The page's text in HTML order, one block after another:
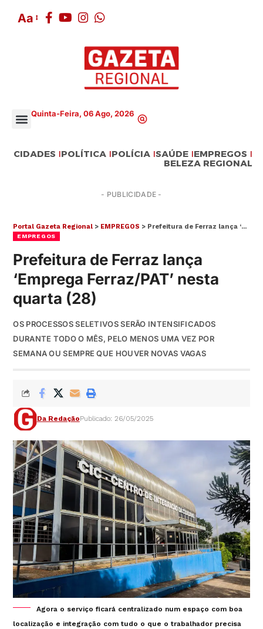
Aa
Quinta-Feira, 06 Ago, 2026
CIDADES POLÍTICA POLÍCIA SAÚDE EMPREGOS
BELEZA REGIONAL
- PUBLICIDADE -
Portal Gazeta Regional > EMPREGOS > Prefeitura de Ferraz lança ‘Emprega Ferraz/PAT’ nesta quarta (28)
EMPREGOS
Prefeitura de Ferraz lança
‘Emprega Ferraz/PAT’ nesta
quarta (28)
OS PROCESSOS SELETIVOS SERÃO INTENSIFICADOS
DURANTE TODO O MÊS, PELO MENOS UMA VEZ POR
SEMANA OU SEMPRE QUE HOUVER NOVAS VAGAS
Da RedaçãoPublicado: 26/05/2025
Agora o serviço ficará centralizado num espaço com boa
localização e integração com tudo o que o trabalhador precisa